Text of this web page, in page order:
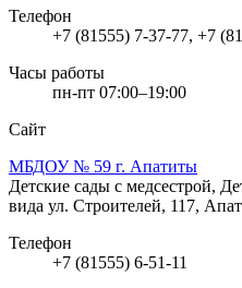
Телефон
+7 (81555) 7-37-77, +7
Часы работы
пн-пт 07:00–19:00
Сайт
МБДОУ № 59 г. Апатиты
Детские сады с медсестрой,
вида ул. Строителей, 117,
Телефон
+7 (81555) 6-51-11